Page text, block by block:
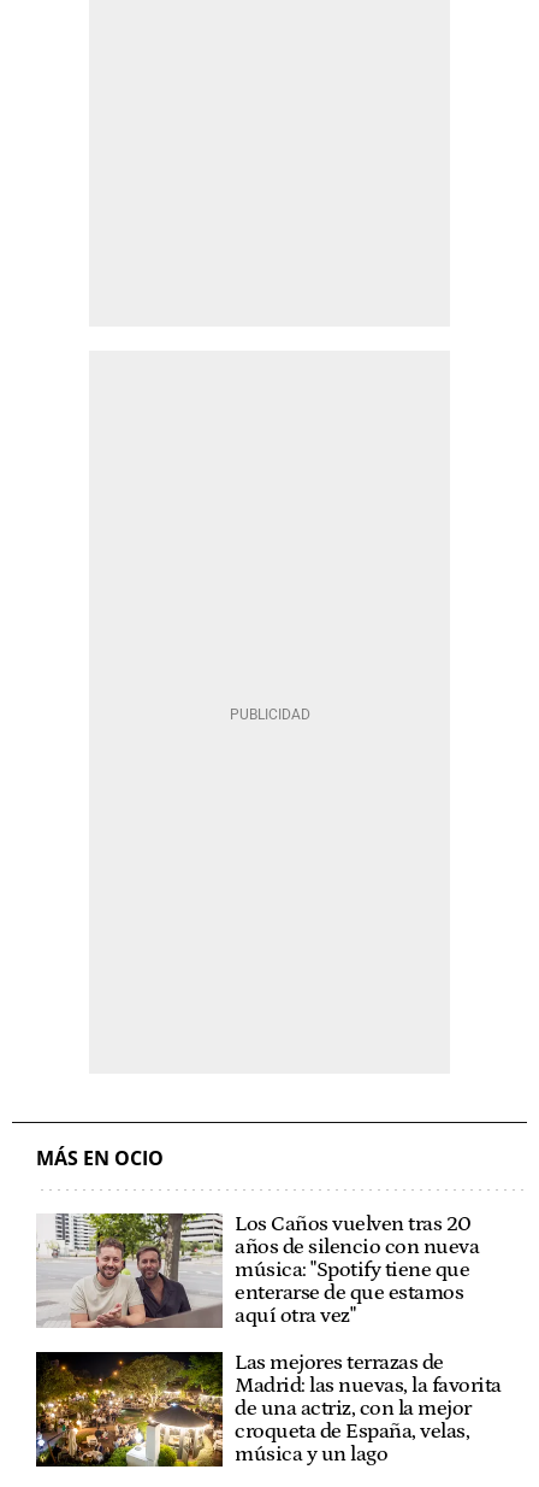
MÁS EN OCIO
Los Caños vuelven tras 20
años de silencio con nueva
música: "Spotify tiene que
enterarse de que estamos
aquí otra vez"
Las mejores terrazas de
Madrid: las nuevas, la favorita
de una actriz, con la mejor
croqueta de España, velas,
música y un lago